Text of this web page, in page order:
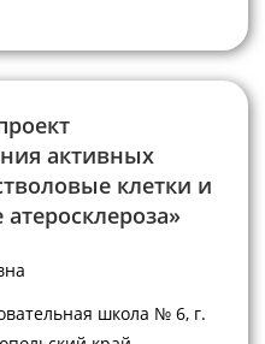
активных
клетки и
школа № 6, г.